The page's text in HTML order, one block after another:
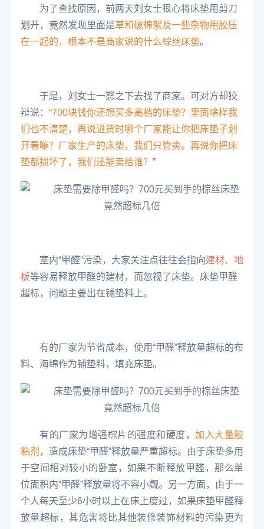
为了查找原因，前两天刘女士狠心将床垫用剪刀
划开，竟然发现里面是草和破棉絮及一些杂物用胶压
在一起的，根本不是商家说的什么棕丝床垫。
于是，刘女士一怒之下去找了商家。可对方却狡
辩说：“700块钱你还想买多高档的床垫？里面啥样我
们也不清楚，再说进货时哪个厂家能让你把床垫子划
开看嘛？厂家生产的床垫，我们只管卖。再说你把床
垫都损坏了，我们还能卖给谁？ ”
室内“甲醛”污染，大家关注点往往会指向建材、地
板等容易释放甲醛的建材，而忽视了床垫。床垫甲醛
超标，问题主要出在铺垫料上。
有的厂家为节省成本，使用“甲醛”释放量超标的布
料、海绵作为铺垫料，填充床垫。
有的厂家为增强棕片的强度和硬度， 加入大量胶
粘剂 ，造成床垫“甲醛”释放量严重超标。 由于床垫多用
于空间相对较小的卧室，如果不断释放甲醛，那么单
位面积内“甲醛”释放量将不容小觑。 另一方面，由于一
个人每天至少6小时以上在床上度过，如果床垫甲醛释
放量超标，其危害将比其他装修装饰材料的污染更为